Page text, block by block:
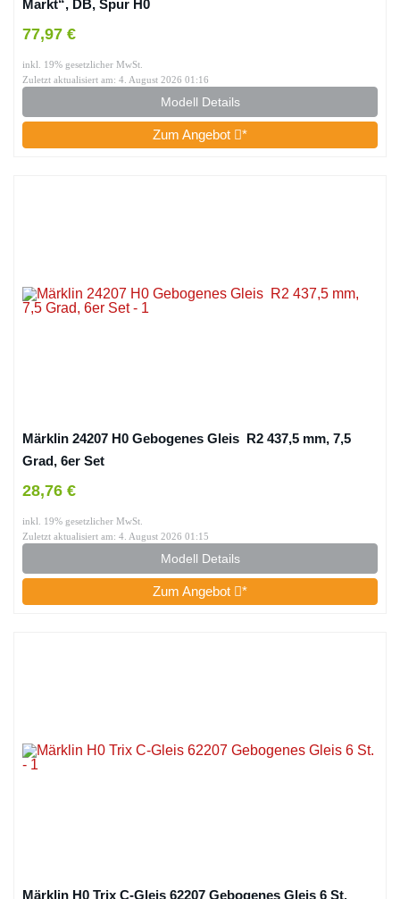
Markt“, DB, Spur H0
77,97 €
inkl. 19% gesetzlicher MwSt.
Zuletzt aktualisiert am: 4. August 2026 01:16
Modell Details
Zum Angebot *
Märklin 24207 H0 Gebogenes Gleis R2 437,5 mm, 7,5
Grad, 6er Set
28,76 €
inkl. 19% gesetzlicher MwSt.
Zuletzt aktualisiert am: 4. August 2026 01:15
Modell Details
Zum Angebot *
Märklin H0 Trix C-Gleis 62207 Gebogenes Gleis 6 St.